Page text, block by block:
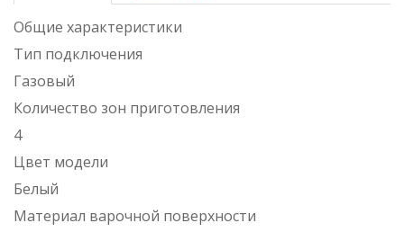
Общие характеристики
Тип подключения
Газовый
Количество зон приготовления
4
Цвет модели
Белый
Материал варочной поверхности